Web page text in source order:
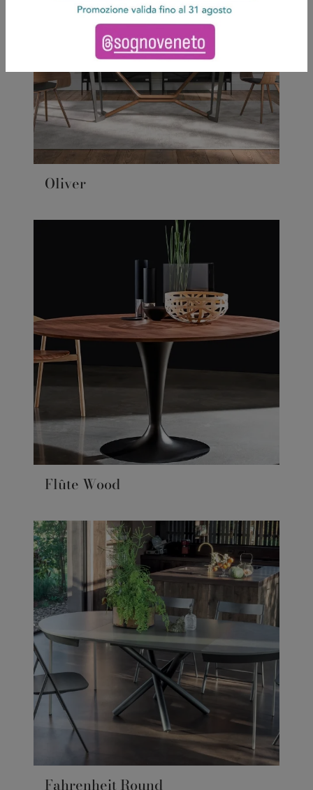
Oliver
Flûte Wood
Fahrenheit Round